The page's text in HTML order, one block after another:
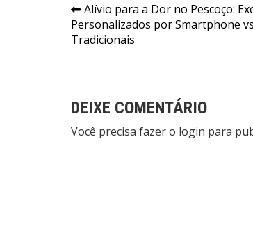
Navegação
de
Alívio para a Dor no Pescoço:
Personalizados por Smartphone
Tradicionais
DEIXE COMENTÁRIO
Você precisa fazer o login para